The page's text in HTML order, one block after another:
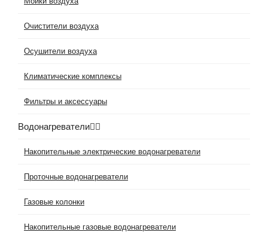
Очистители воздуха
Осушители воздуха
Климатические комплексы
Фильтры и аксессуары
Водонагреватели
Накопительные электрические водонагреватели
Проточные водонагреватели
Газовые колонки
Накопительные газовые водонагреватели